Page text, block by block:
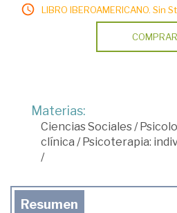
LIBRO IBEROAMERICANO. Sin
COMPRAR
Materias:
Ciencias Sociales/
clínica / Psicoterapia:
/
Resumen